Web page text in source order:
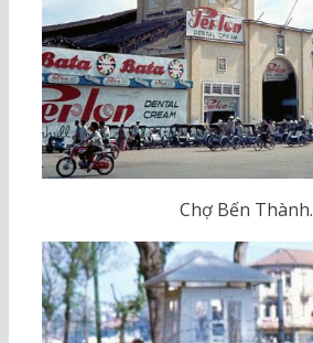
Chợ Bến Thành.